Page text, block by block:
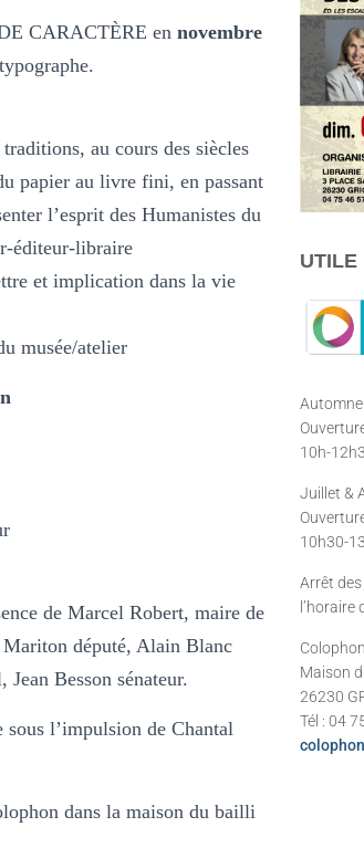
CARACTÈRE en novembre
au cours des siècles
papier au livre fini, en passant
l’esprit des Humanistes du
éditeur-libraire
et implication dans la vie
musée/atelier
de Marcel Robert, maire de
député, Alain Blanc
Besson sénateur.
l’impulsion de Chantal
dans la maison du bailli
UTILE
10h-
Juillet &
10h30-
Arrêt
l’horaire
Maison
26230
Tél : 04